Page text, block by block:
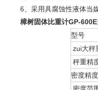
6、采用具腐蚀性液体当
樟树固体比重计GP-600E
型号
zui大秤
秤重精
密度精度